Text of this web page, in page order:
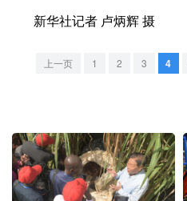
彩票 娱乐
地方频道
北京 天津
新华社记者 卢炳辉 摄
上一页 1 2 3 4